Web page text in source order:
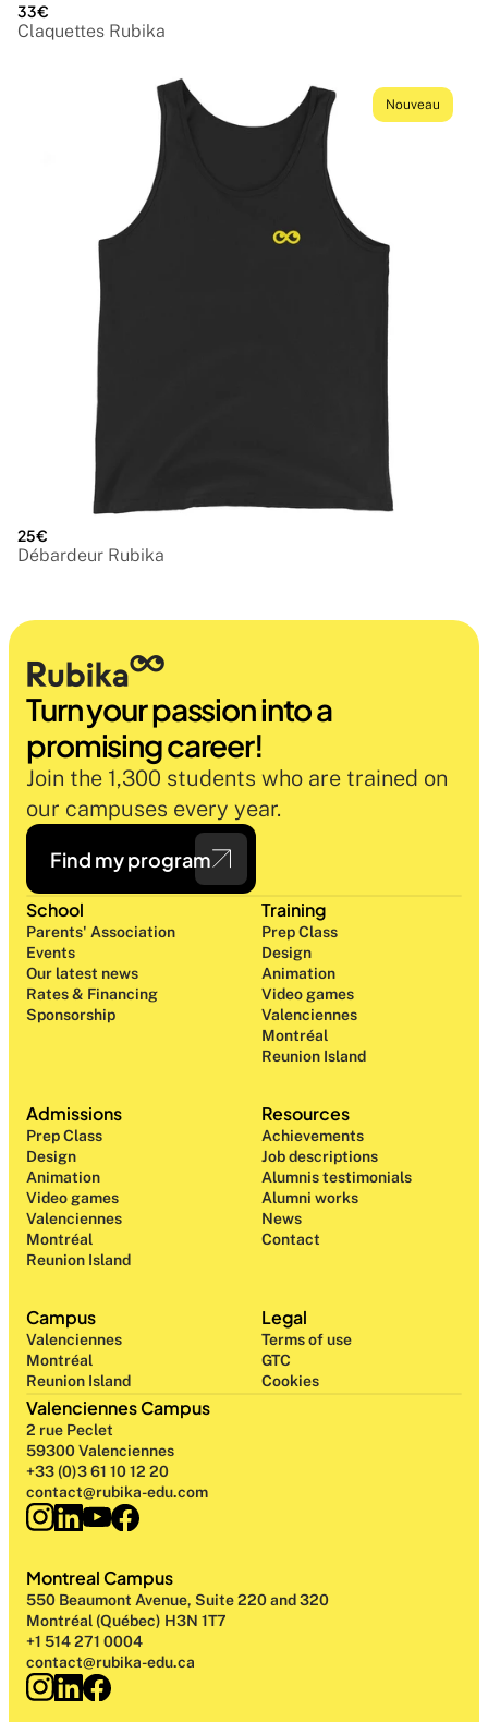
33€
Claquettes Rubika
Nouveau
25€
Débardeur Rubika
Turn your passion into a
promising career!
Join the 1,300 students who are trained on
our campuses every year.
Find my program
Campus
Valenciennes
Montréal
Reunion Island
School
Parents' Association
Events
Our latest news
Rates & Financing
Sponsorship
Training
Prep Class
Design
Animation
Video games
Valenciennes
Montréal
Reunion Island
Admissions
Prep Class
Design
Animation
Video games
Valenciennes
Montréal
Reunion Island
Resources
Achievements
Job descriptions
Alumnis testimonials
Alumni works
News
Contact
Legal
Terms of use
GTC
Cookies
Valenciennes Campus
2 rue Peclet
59300 Valenciennes
+33 (0)3 61 10 12 20
contact@rubika-edu.com
Montreal Campus
550 Beaumont Avenue, Suite 220 and 320
Montréal (Québec) H3N 1T7
+1 514 271 0004
contact@rubika-edu.ca